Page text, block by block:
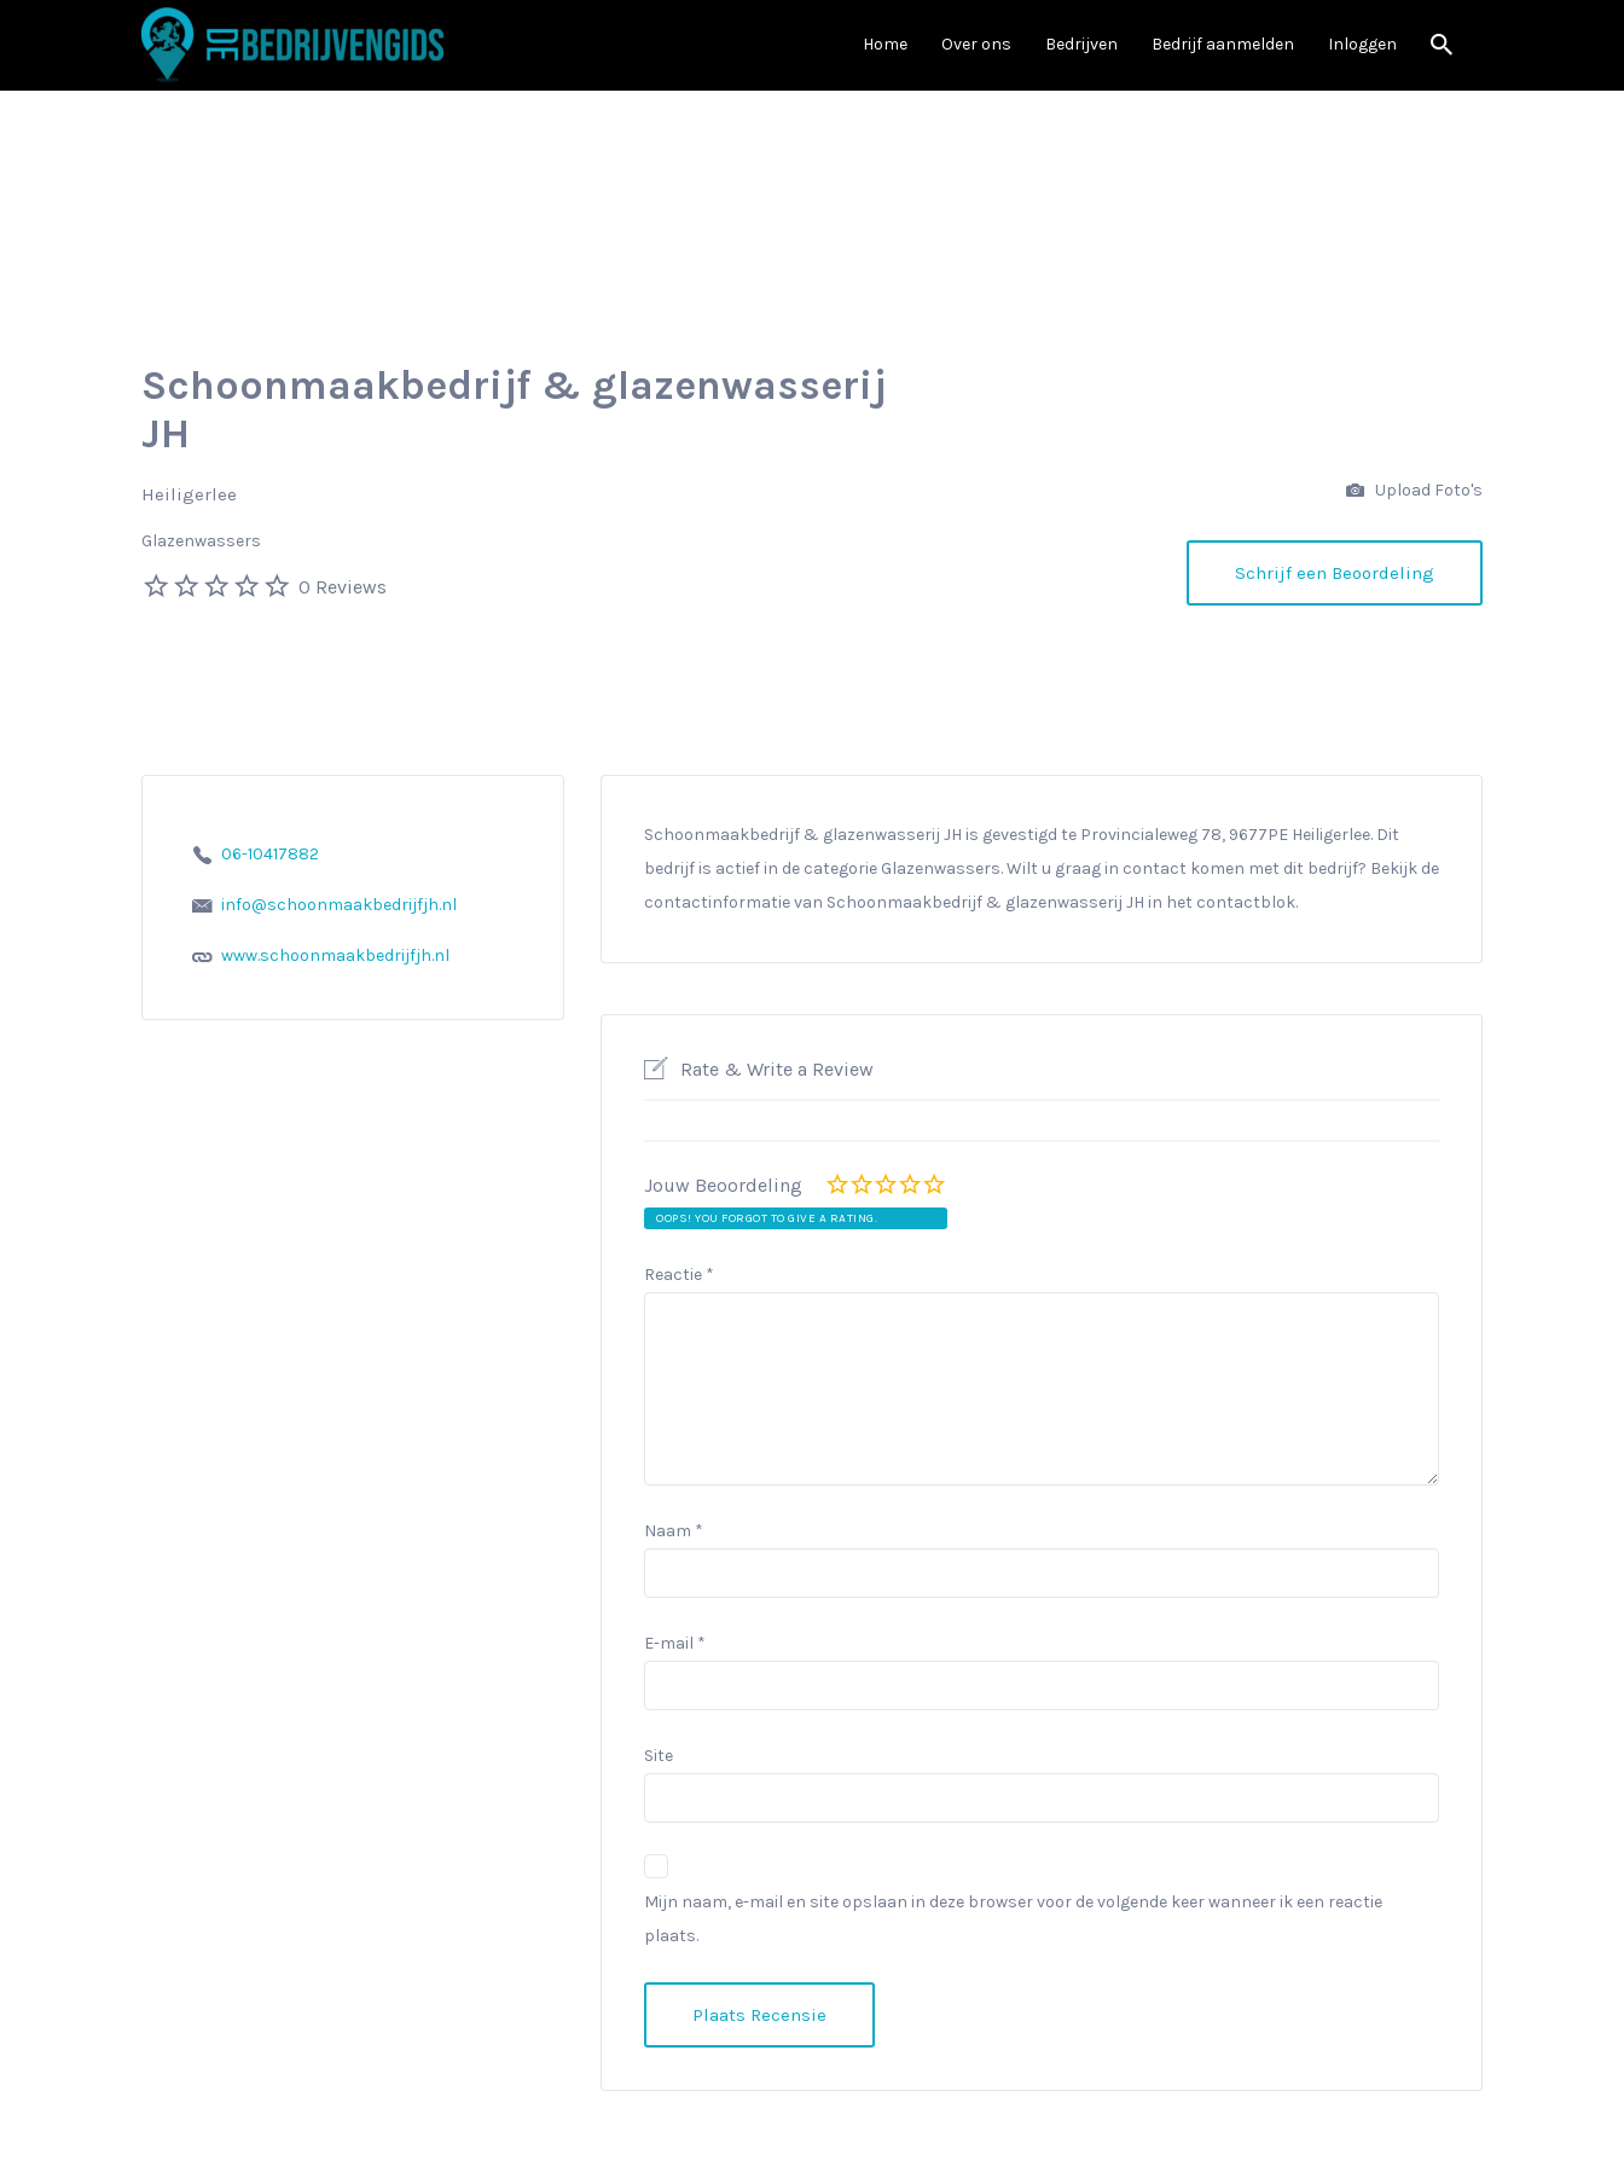
Home Over ons Bedrijven Bedrijf aanmelden Inloggen
Zoek
naar:
Schoonmaakbedrijf & glazenwasserij
JH
Heiligerlee
Glazenwassers
0 Reviews
Upload Foto's
Schrijf een Beoordeling
06-10417882
info@schoonmaakbedrijfjh.nl
www.schoonmaakbedrijfjh.nl
Schoonmaakbedrijf & glazenwasserij JH is gevestigd te Provincialeweg 78, 9677PE Heiligerlee. Dit
bedrijf is actief in de categorie Glazenwassers. Wilt u graag in contact komen met dit bedrijf? Bekijk de
contactinformatie van Schoonmaakbedrijf & glazenwasserij JH in het contactblok.
Rate & Write a Review
Jouw Beoordeling
OOPS! YOU FORGOT TO GIVE A RATING.
Reactie *
Naam *
E-mail *
Site
Mijn naam, e-mail en site opslaan in deze browser voor de volgende keer wanneer ik een reactie
plaats.